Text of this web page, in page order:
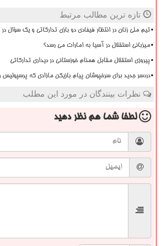
تازه ترین مطالب مرتبط
تیم ملی زنان در انتظار فیفادی دو بازی تدارکاتی و یک سؤال
میزبانی استقلال در آسیا به امارات می رسد؟
پیروزی استقلال مقابل همنام خوزستانی در دیداری تدارکاتی
دردسر جدید برای سرخپوشان پیام بازیکن مازادی که پرسپولیس
نظرات بینندگان در مورد این مطلب
لطفا شما همنظر دهید